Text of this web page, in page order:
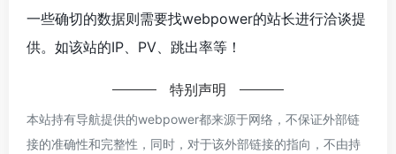
一些确切的数据则需要找webpower的站长进行洽谈提
供。如该站的IP、PV、跳出率等！
特别声明
本站持有导航提供的webpower都来源于网络，不保证外部链
接的准确性和完整性，同时，对于该外部链接的指向，不由持